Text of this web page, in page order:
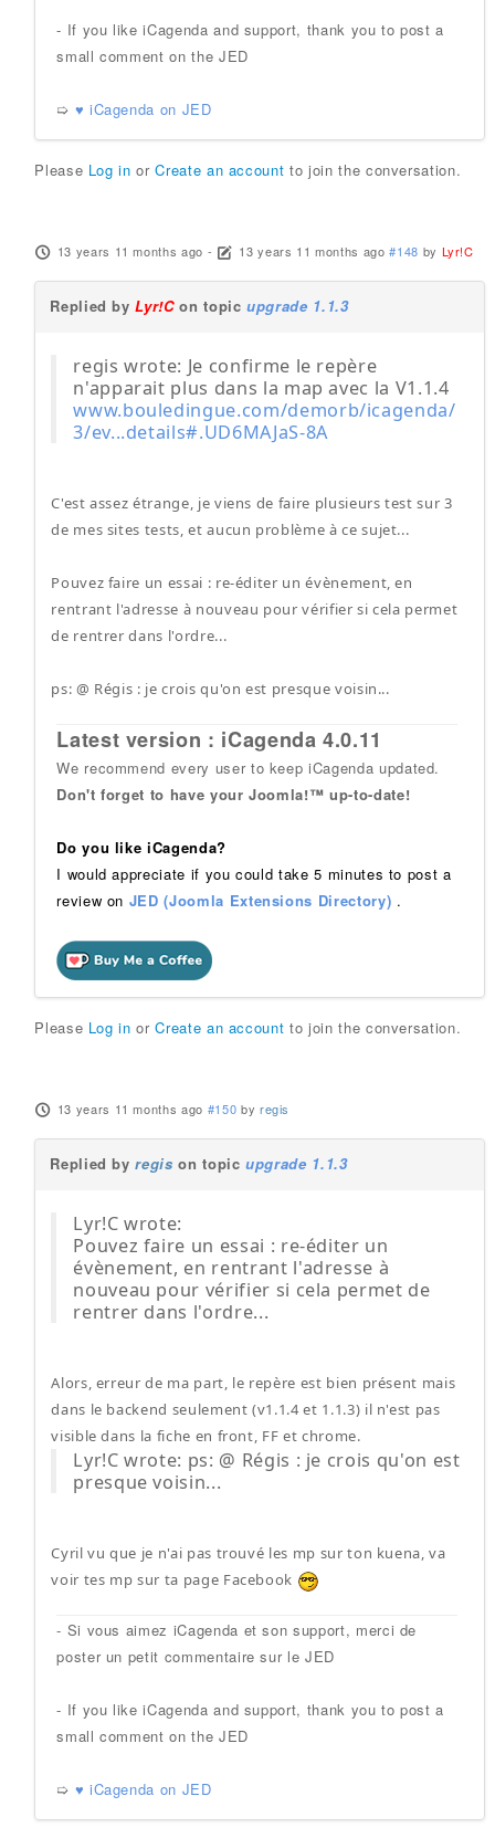
- If you like iCagenda and support, thank you to post a
small comment on the JED
➯ ♥ iCagenda on JED
Please Log in orCreate an account to join the conversation.
13 years 11 months ago - 13 years 11 months ago #148 by Lyr!C
Replied byLyr!Con topicupgrade 1.1.3
regis wrote: Je confirme le repère
n'apparait plus dans la map avec la V1.1.4
www.bouledingue.com/demorb/icagenda/
3/ev...details#.UD6MAJaS-8A
C'est assez étrange, je viens de faire plusieurs test sur 3
de mes sites tests, et aucun problème à ce sujet...
Pouvez faire un essai : re-éditer un évènement, en
rentrant l'adresse à nouveau pour vérifier si cela permet
de rentrer dans l'ordre...
ps: @ Régis : je crois qu'on est presque voisin...
Latest version : iCagenda 4.0.11
We recommend every user to keep iCagenda updated.
Don't forget to have your Joomla!™ up-to-date!
Do you like iCagenda?
I would appreciate if you could take 5 minutes to post a
review on JED (Joomla Extensions Directory) .
Please Log in orCreate an account to join the conversation.
13 years 11 months ago #150 by regis
Replied byregis on topicupgrade 1.1.3
Lyr!C wrote:
Pouvez faire un essai : re-éditer un
évènement, en rentrant l'adresse à
nouveau pour vérifier si cela permet de
rentrer dans l'ordre...
Alors, erreur de ma part, le repère est bien présent mais
dans le backend seulement (v1.1.4 et 1.1.3) il n'est pas
visible dans la fiche en front, FF et chrome.
Lyr!C wrote: ps: @ Régis : je crois qu'on est
presque voisin...
Cyril vu que je n'ai pas trouvé les mp sur ton kuena, va
voir tes mp sur ta page Facebook
- Si vous aimez iCagenda et son support, merci de
poster un petit commentaire sur le JED
- If you like iCagenda and support, thank you to post a
small comment on the JED
➯ ♥ iCagenda on JED